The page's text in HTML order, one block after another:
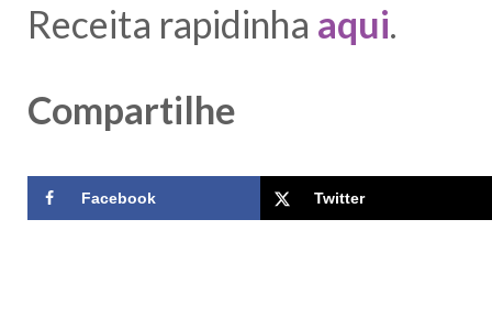
Receita rapidinha aqui.
Compartilhe
Facebook Twitter